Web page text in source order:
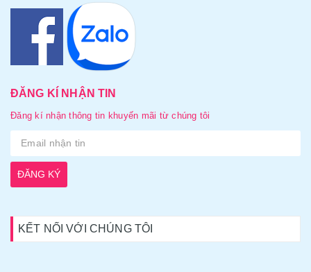
ĐĂNG KÍ NHẬN TIN
Đăng kí nhận thông tin khuyến mãi từ chúng tôi
ĐĂNG KÝ
KẾT NỐI VỚI CHÚNG TÔI